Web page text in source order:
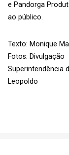
e Pandorga
ao público.
Texto: Monique
Fotos: Divulgação
Superintendência
Leopoldo